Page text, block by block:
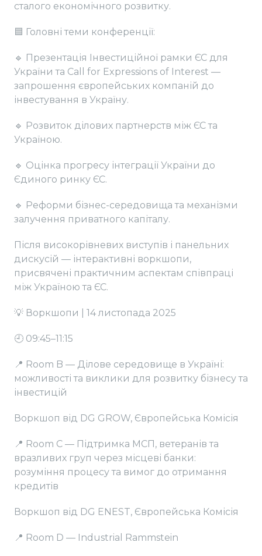
сталого економічного розвитку.
🟦 Головні теми конференції:
🔹 Презентація Інвестиційної рамки ЄС для
України та Call for Expressions of Interest —
запрошення європейських компаній до
інвестування в Україну.
🔹 Розвиток ділових партнерств між ЄС та
Україною.
🔹 Оцінка прогресу інтеграції України до
Єдиного ринку ЄС.
🔹 Реформи бізнес-середовища та механізми
залучення приватного капіталу.
Після високорівневих виступів і панельних
дискусій — інтерактивні воркшопи,
присвячені практичним аспектам співпраці
між Україною та ЄС.
💡 Воркшопи | 14 листопада 2025
🕘 09:45–11:15
📍 Room B — Ділове середовище в Україні:
можливості та виклики для розвитку бізнесу та
інвестицій
Воркшоп від DG GROW, Європейська Комісія
📍 Room C — Підтримка МСП, ветеранів та
вразливих груп через місцеві банки:
розуміння процесу та вимог до отримання
кредитів
Воркшоп від DG ENEST, Європейська Комісія
📍 Room D — Industrial Rammstein